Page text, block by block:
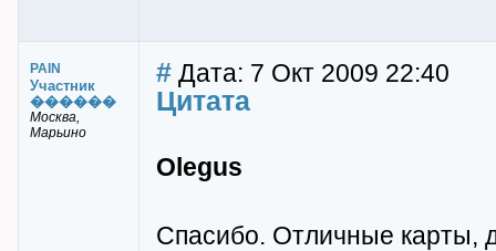
PAIN
Участник
������
Москва,
Марьино
# Дата: 7 Окт 2009 22:40
Цитата
Olegus
Спасибо. Отличные карты,